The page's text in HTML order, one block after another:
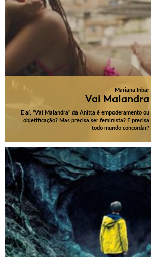
Mariana Inbar
Vai Malandra
E aí, "Vai Malandra" da Anitta é empoderamento ou
objetificação? Mas precisa ser feminista? E precisa
todo mundo concordar?